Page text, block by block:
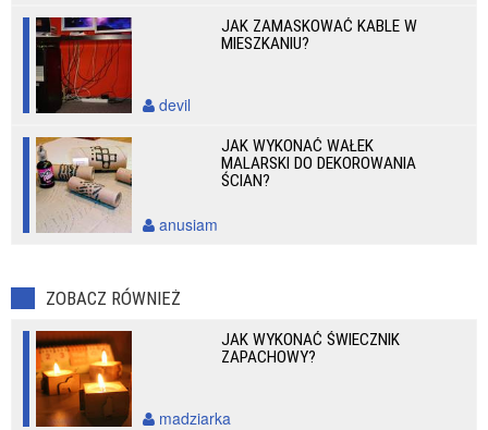
JAK ZAMASKOWAĆ KABLE W
MIESZKANIU?
devil
JAK WYKONAĆ WAŁEK
MALARSKI DO DEKOROWANIA
ŚCIAN?
anusiam
ZOBACZ RÓWNIEŻ
JAK WYKONAĆ ŚWIECZNIK
ZAPACHOWY?
madziarka